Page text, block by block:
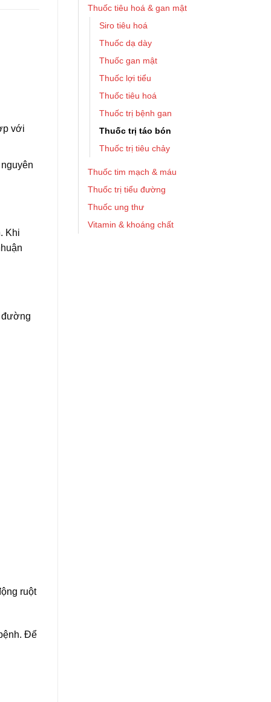
Thuốc tiêu hoá & gan mật
Siro tiêu hoá
Thuốc dạ dày
Thuốc gan mật
Thuốc lợi tiểu
Thuốc tiêu hoá
Thuốc trị bệnh gan
Thuốc trị táo bón
Thuốc trị tiêu chảy
Thuốc tim mạch & máu
Thuốc trị tiểu đường
Thuốc ung thư
Vitamin & khoáng chất
với
Khi
đường
ruột
Để